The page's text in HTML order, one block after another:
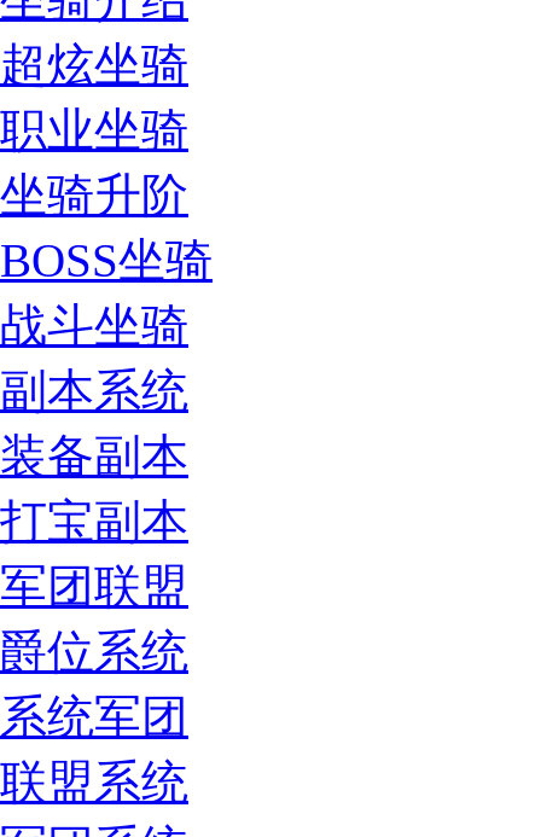
超炫坐骑
职业坐骑
坐骑升阶
BOSS坐骑
战斗坐骑
副本系统
装备副本
打宝副本
军团联盟
爵位系统
系统军团
联盟系统